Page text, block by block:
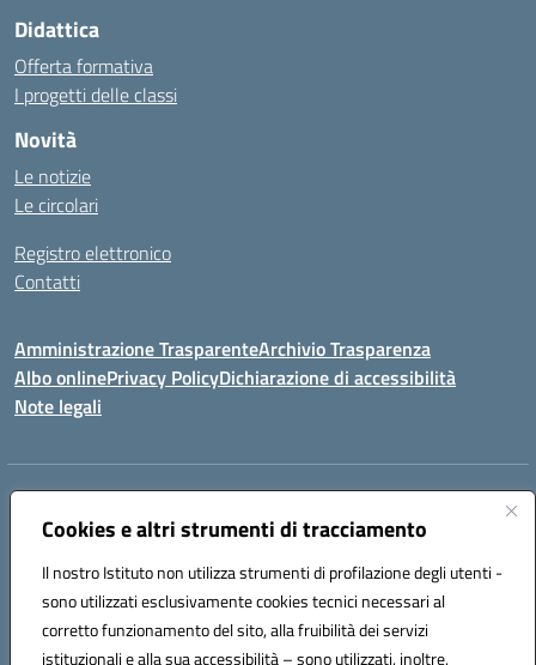
Cookies e altri strumenti di tracciamento
Il nostro Istituto non utilizza strumenti di profilazione degli utenti -
sono utilizzati esclusivamente cookies tecnici necessari al
corretto funzionamento del sito, alla fruibilità dei servizi
istituzionali e alla sua accessibilità – sono utilizzati, inoltre,
Didattica
Offerta formativa
I progetti delle classi
Novità
Le notizie
Le circolari
Registro elettronico
Contatti
Amministrazione TrasparenteArchivio Trasparenza
Albo onlinePrivacy PolicyDichiarazione di accessibilità
Note legali
Indirizzo:
Centralino:096721161 Email:czic869004@istruzione.it
Codice fiscale: 84000710792
Codice meccanografico:
CZIC869004
Codice unico di fatturazione (CUF): UFKGA0